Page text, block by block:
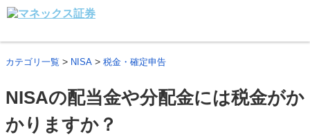
カテゴリ一覧 > NISA > 税金・確定申告
NISAの配当金や分配金には税金がか
かりますか？